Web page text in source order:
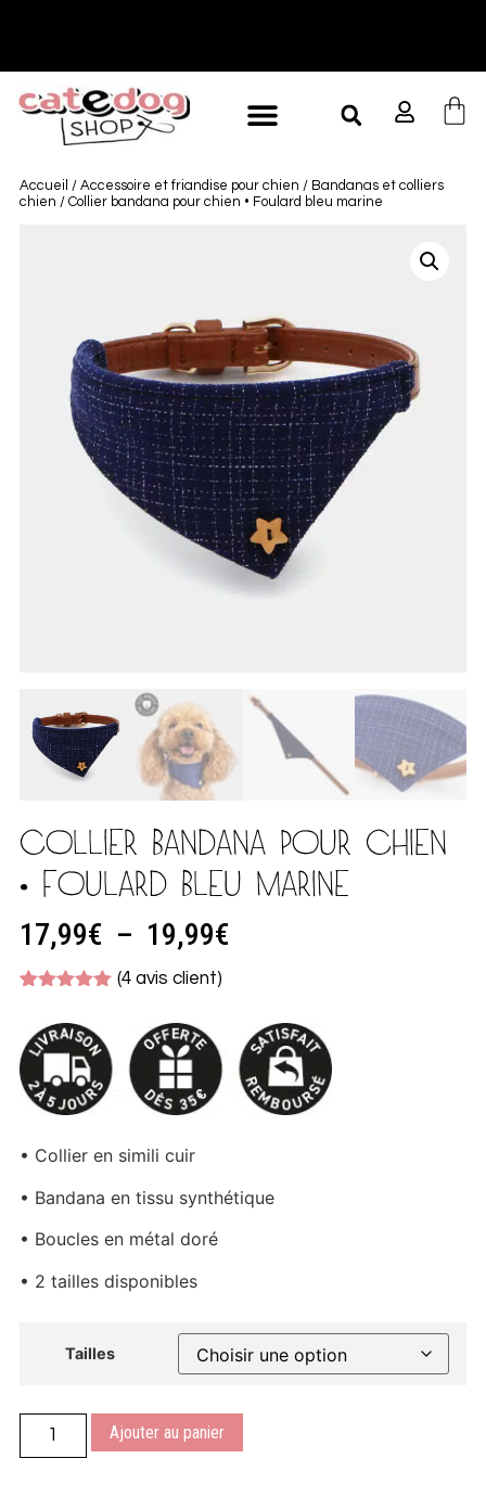
-10% à partir de 60€ d'achat
Accueil / Accessoire et friandise pour chien / Bandanas et colliers
chien / Collier bandana pour chien • Foulard bleu marine
COLLIER BANDANA POUR CHIEN
• FOULARD BLEU MARINE
17,99€ – 19,99€
sur 5
basé sur
notations
client
(4 avis client)
• Collier en simili cuir
• Bandana en tissu synthétique
• Boucles en métal doré
• 2 tailles disponibles
Tailles
Ajouter au panier